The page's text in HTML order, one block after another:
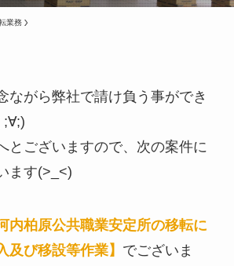
業務
ながら弊社で請け負う事ができ
;∀;)
とございますので、次の案件に
ます(>_<)
内柏原公共職業安定所の移転に
及び移設等作業】 でございま